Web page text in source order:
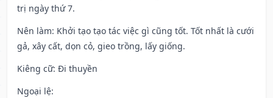
trị ngày thứ 7.
Nên làm: Khởi tạo tạo tác việc gì cũng tốt. Tốt nhất là cưới
gả, xây cất, dọn cỏ, gieo trồng, lấy giống.
Kiêng cữ: Đi thuyền
Ngoại lệ: